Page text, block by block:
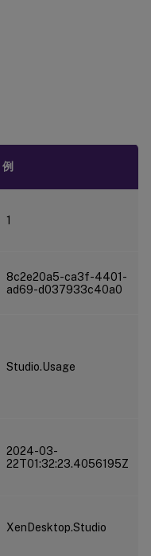
例
1
8c2e20a5-ca3f-4401-
ad69-d037933c40a0
Studio.Usage
2024-03-
22T01:32:23.4056195Z
XenDesktop.Studio